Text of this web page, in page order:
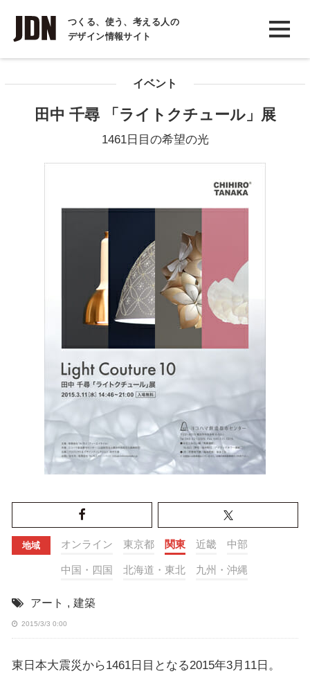
つくる、使う、考える人の
デザイン情報サイト
INTERVIEW
インタビュー
COLUMN
イベント
田中 千尋 「ライトクチュール」展
1461日目の希望の光
地域 オンライン 東京都 関東 近畿 中部
中国・四国 北海道・東北 九州・沖縄
アート , 建築
2015/3/3 0:00
東日本大震災から1461日目となる2015年3月11日。